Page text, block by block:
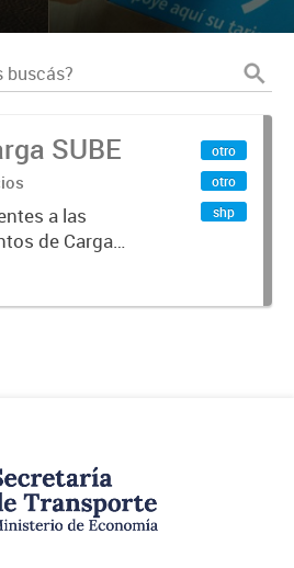
SUBE
a las
de Carga
otro
otro
shp